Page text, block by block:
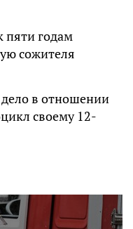
пяти годам
сожителя
в отношении
своему 12-